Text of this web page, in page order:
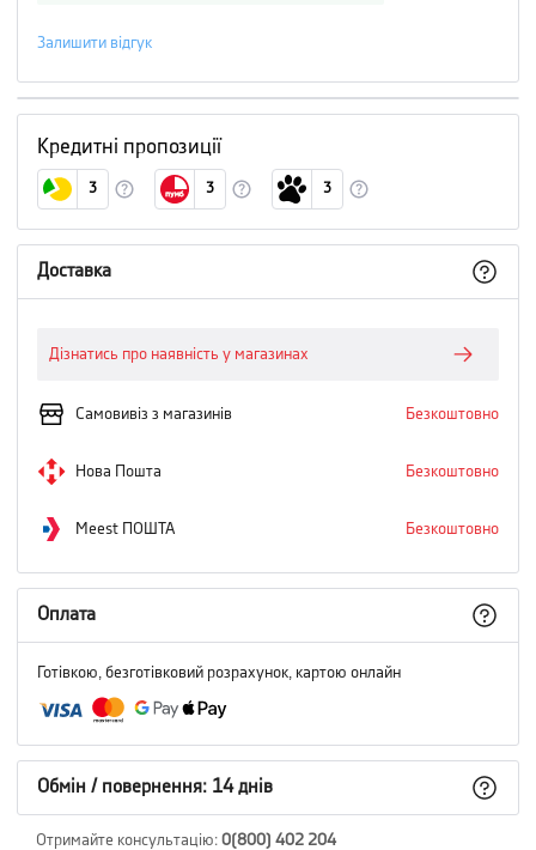
Залишити відгук
Кредитні пропозиції
3 3 3
Доставка
Дізнатись про наявність у магазинах
Самовивіз з магазинів Безкоштовно
Нова Пошта Безкоштовно
Meest ПОШТА Безкоштовно
Оплата
Готівкою, безготівковий розрахунок, картою онлайн
Обмін / повернення: 14 днів
Отримайте консультацію: 0(800) 402 204